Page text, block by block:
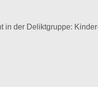
in der Deliktgruppe: